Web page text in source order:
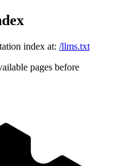
index at: /llms.txt
pages before